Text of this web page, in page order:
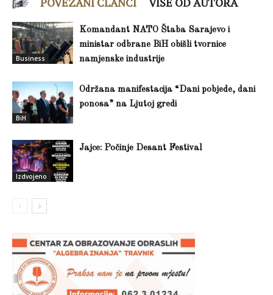
Business
Komandant NATO Štaba Sarajevo i
ministar odbrane BiH obišli tvornice
namjenske industrije
BiH
Održana manifestacija “Dani pobjede, dani
ponosa” na Ljutoj gredi
Izdvojeno
Jajce: Počinje Desant Festival